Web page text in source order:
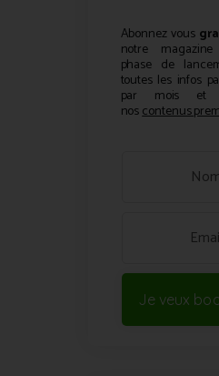
Abonnez vous
notre
phase de
toutes les infos
par mois et
noscontenus
Je veux